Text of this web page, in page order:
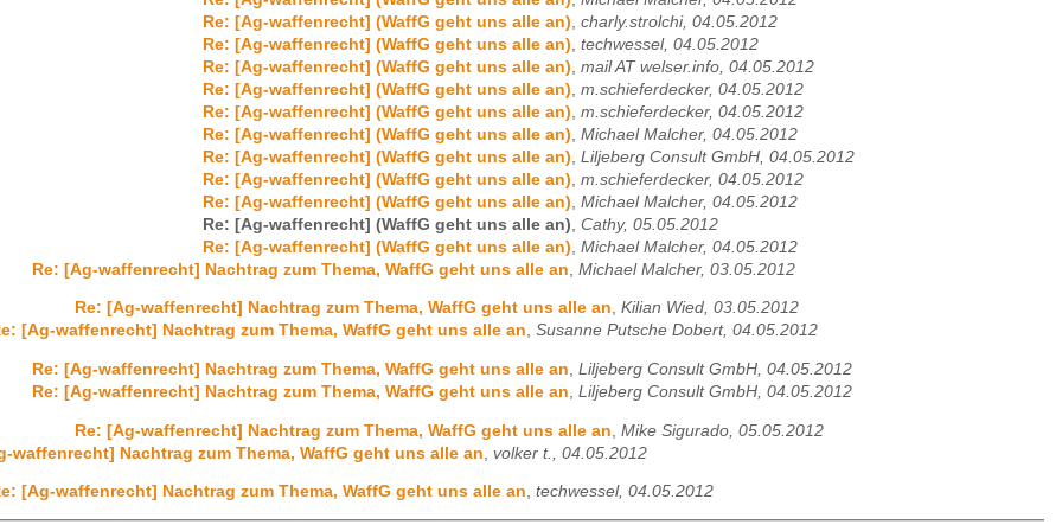
Re: [Ag-waffenrecht] (WaffG geht uns alle an) charly.strolchi, 04.05.2012
Re: [Ag-waffenrecht] (WaffG geht uns alle an) techwessel, 04.05.2012
Re: [Ag-waffenrecht] (WaffG geht uns alle an) mail AT welser.info, 04.05.2012
Re: [Ag-waffenrecht] (WaffG geht uns alle an) m.schieferdecker, 04.05.2012
Re: [Ag-waffenrecht] (WaffG geht uns alle an) m.schieferdecker, 04.05.2012
Re: [Ag-waffenrecht] (WaffG geht uns alle an) Michael Malcher, 04.05.2012
Re: [Ag-waffenrecht] (WaffG geht uns alle an) Liljeberg Consult GmbH, 04.05.2012
Re: [Ag-waffenrecht] (WaffG geht uns alle an) m.schieferdecker, 04.05.2012
Re: [Ag-waffenrecht] (WaffG geht uns alle an) Michael Malcher, 04.05.2012
Re: [Ag-waffenrecht] (WaffG geht uns alle an) Cathy, 05.05.2012
Re: [Ag-waffenrecht] (WaffG geht uns alle an) Michael Malcher, 04.05.2012
Re: [Ag-waffenrecht] Nachtrag zum Thema, WaffG geht uns alle an Michael Malcher, 03.05.2012
Re: [Ag-waffenrecht] Nachtrag zum Thema, WaffG geht uns alle an, Kilian Wied, 03.05.2012
[Ag-waffenrecht] Nachtrag zum Thema, WaffG geht uns alle an, Susanne Putsche Dobert, 04.05.2012
Re: [Ag-waffenrecht] Nachtrag zum Thema, WaffG geht uns alle an, Liljeberg Consult GmbH, 04.05.2012
Re: [Ag-waffenrecht] Nachtrag zum Thema, WaffG geht uns alle an, Liljeberg Consult GmbH, 04.05.2012
Re: [Ag-waffenrecht] Nachtrag zum Thema, WaffG geht uns alle an Mike Sigurado, 05.05.2012
waffenrecht] Nachtrag zum Thema, WaffG geht uns alle an volker t., 04.05.2012
[Ag-waffenrecht] Nachtrag zum Thema, WaffG geht uns alle an, techwessel, 04.05.2012